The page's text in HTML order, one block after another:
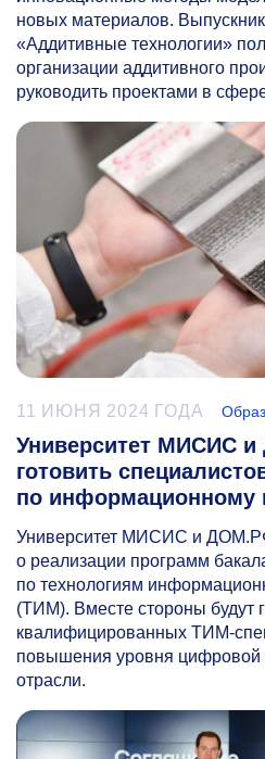
новых материалов.
«Аддитивные технологии»
организации аддитивного
руководить проектами в
11 ИЮНЯ 2024 ГОДА
Университет МИСИС
готовить
по информационному
Университет МИСИС и
о реализации программ
по технологиям
(ТИМ). Вместе стороны будут
квалифицированных ТИМ-
повышения уровня цифровой
отрасли.